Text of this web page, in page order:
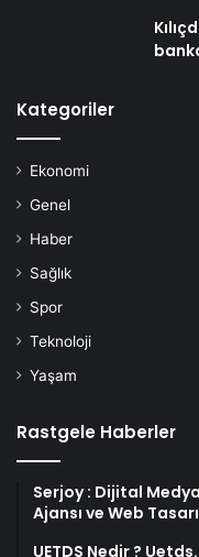
Kategoriler
Ekonomi
Genel
Haber
Sağlık
Spor
Teknoloji
Yaşam
Rastgele Haberler
Serjoy : Dijital
Ajansı ve Web
UETDS Nedir ?